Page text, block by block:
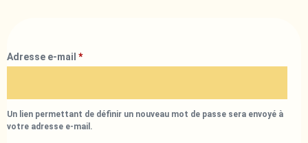
Adresse e-mail *
Un lien permettant de définir un nouveau mot de passe sera envoyé à
votre adresse e-mail.